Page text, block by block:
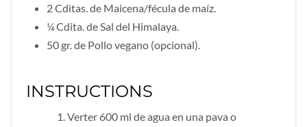
2 Cditas. de Maicena/fécula de maíz.
¼ Cdita. de Sal del Himalaya.
50 gr. de Pollo vegano (opcional).
INSTRUCTIONS
Verter 600 ml de agua en una pava o